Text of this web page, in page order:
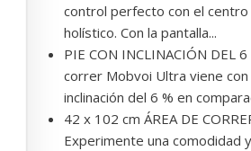
control perfecto con el
holístico. Con la pantalla...
PIE CON INCLINACIÓN DEL
correr Mobvoi Ultra viene con
inclinación del 6 % en
42 x 102 cm ÁREA DE
Experimente una comodidad